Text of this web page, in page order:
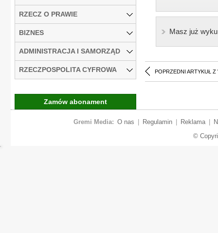
Masz już
POPRZEDNI ARTYKUŁ Z
RZECZ O PRAWIE
BIZNES
ADMINISTRACJA I SAMORZĄD
RZECZPOSPOLITA CYFROWA
Zamów abonament
Gremi Media: O nas Regulamin Reklama
©